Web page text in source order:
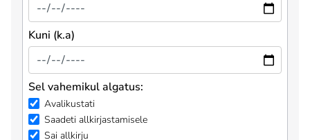
Kuni (k.a)
Sel vahemikul algatus:
Avalikustati
Saadeti allkirjastamisele
Sai allkirju